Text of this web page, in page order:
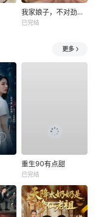
我家娘子，不对劲第四季
已完结
更多
重生90有点甜
已完结